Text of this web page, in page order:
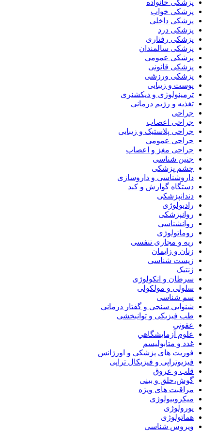
پزشکی خانواده
پزشکی خواب
پزشکی داخلی
پزشکی درد
پزشکی رفتاری
پزشکی سالمندان
پزشکی عمومی
پزشکی قانونی
پزشکی ورزشی
پوست و زیبایی
ترمینولوژی و دیکشنری
تغذیه و رژیم درمانی
جراحی
جراحی اعصاب
جراحی پلاستیک و زیبایی
جراحی عمومی
جراحی مغز و اعصاب
جنین شناسی
چشم پزشکی
داروشناسی و داروسازی
دستگاه گوارش و کبد
دندانپزشکی
رادیولوژی
روانپزشکی
روانشناسی
روماتولوژی
ریه و مجاری تنفسی
زنان و زایمان
زیست شناسی
ژنتیک
سرطان و انکولوژی
سلولی و مولکولی
سم شناسی
شنوایی سنجی و گفتار درمانی
طب فیزیکی و توانبخشی
عفونی
علوم آزمايشگاهي
غدد و متابولیسم
فوریت های پزشکی و اورژانس
فیزیوتراپی و فیزیکال تراپی
قلب و عروق
گوش،حلق و بینی
مراقبت های ویژه
میکروبیولوژی
نورولوژی
هماتولوژی
ویروس شناسی